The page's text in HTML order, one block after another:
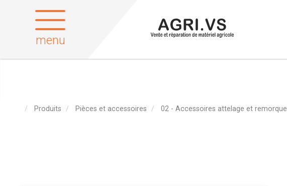
menu
Produits Pièces et accessoires 02 - Accessoires attelage et remorque